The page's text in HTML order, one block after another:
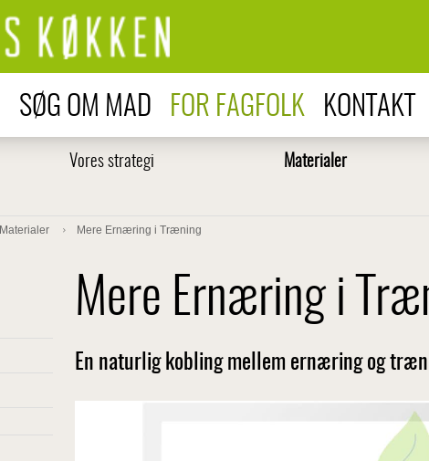
SØG OM MAD FOR FAGFOLK KONTAKT
Vores strategi Materialer
Materialer Mere Ernæring i Træning
Mere Ernæring i
En naturlig kobling mellem ernæring og